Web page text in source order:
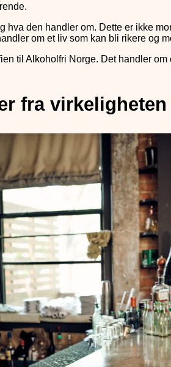
hva den handler om. Dette er ikke
om et liv som kan bli rikere og
til Alkoholfri Norge. Det handler
fra virkeligheten